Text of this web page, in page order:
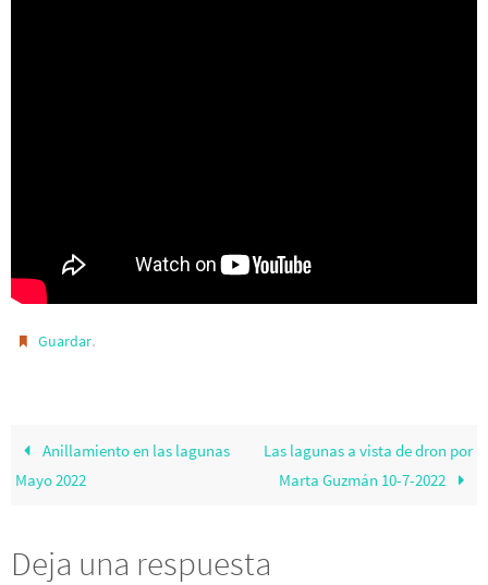
Guardar.
Anillamiento en las lagunas
Mayo 2022
Las lagunas a vista de dron por
Marta Guzmán 10-7-2022
Deja una respuesta